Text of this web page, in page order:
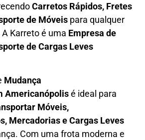
Carretos Rápidos, Fretes
de Móveis para qualquer
Karretoé uma Empresa de
de Cargas Leves
Mudança
Americanópolisé ideal para
Móveis,
Mercadorias e Cargas Leves
Com uma frota moderna e